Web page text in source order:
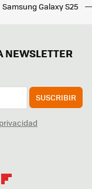
Samsung Galaxy S25
SUSCRIBIR